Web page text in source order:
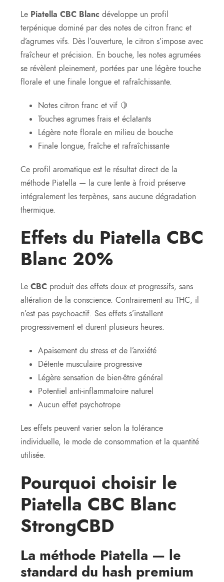
Le Piatella CBC Blanc développe un profil
terpénique dominé par des notes de citron franc et
d’agrumes vifs. Dès l’ouverture, le citron s’impose avec
fraîcheur et précision. En bouche, les notes agrumées
se révèlent pleinement, portées par une légère touche
florale et une finale longue et rafraîchissante.
Notes citron franc et vif 🍋
Touches agrumes frais et éclatants
Légère note florale en milieu de bouche
Finale longue, fraîche et rafraîchissante
Ce profil aromatique est le résultat direct de la
méthode Piatella — la cure lente à froid préserve
intégralement les terpènes, sans aucune dégradation
thermique.
Effets du Piatella CBC
Blanc 20%
Le CBC produit des effets doux et progressifs, sans
altération de la conscience. Contrairement au THC, il
n’est pas psychoactif. Ses effets s’installent
progressivement et durent plusieurs heures.
Apaisement du stress et de l’anxiété
Détente musculaire progressive
Légère sensation de bien-être général
Potentiel anti-inflammatoire naturel
Aucun effet psychotrope
Les effets peuvent varier selon la tolérance
individuelle, le mode de consommation et la quantité
utilisée.
Pourquoi choisir le
Piatella CBC Blanc
StrongCBD
La méthode Piatella — le
standard du hash premium